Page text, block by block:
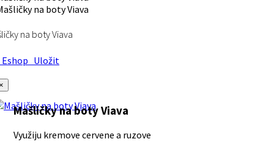
na boty Viava
Uložit
Mašličky na boty Viava
Využiju kremove cervene a ruzove